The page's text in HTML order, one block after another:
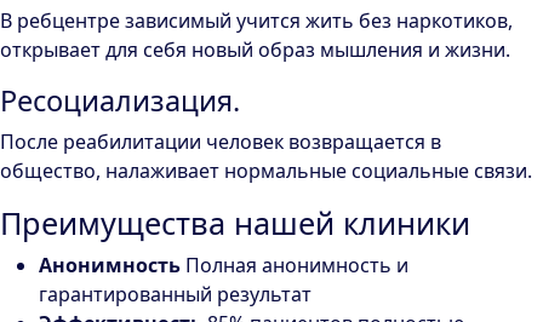
В ребцентре зависимый учится жить без наркотиков,
открывает для себя новый образ мышления и жизни.
Ресоциализация.
После реабилитации человек возвращается в
общество, налаживает нормальные социальные связи.
Преимущества нашей клиники
Анонимность Полная анонимность и
гарантированный результат